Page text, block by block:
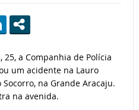
a Companhia de Polícia
um acidente na Lauro
na Grande Aracaju.
na avenida.